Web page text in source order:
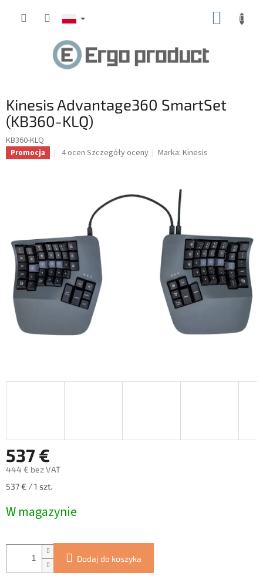
Kinesis Advantage360 SmartSet
(KB360-KLQ)
KB360-KLQ
Promocja
Średnia
gwiazdek.
4 ocen Szczegóły oceny Marka:Kinesis
537 €
444 € bez VAT
Cena
537 € / 1 szt.
W magazynie
Dodaj do koszyka